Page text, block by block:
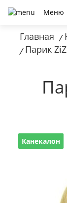
Меню
Главная /
/ Парик
Канекалон